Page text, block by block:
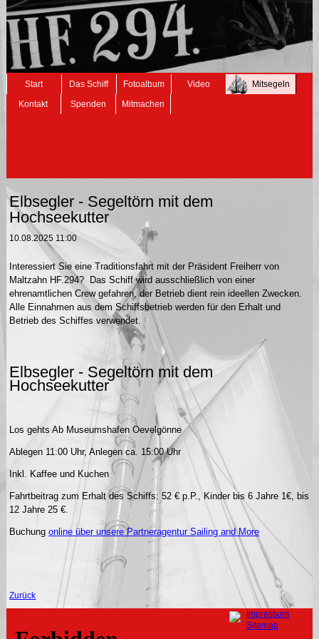
Navigation
überspringen
Start Das Schiff Fotoalbum Video
Mitsegeln
Kontakt
Spenden Mitmachen
Elbsegler - Segeltörn mit dem
Hochseekutter
10.08.2025 11:00
Interessiert Sie eine Traditionsfahrt mit der Präsident Freiherr von
Maltzahn HF.294? Das Schiff wird ausschließlich von einer
ehrenamtlichen Crew gefahren, der Betrieb dient rein ideellen Zwecken.
Alle Einnahmen aus dem Schiffsbetrieb werden für den Erhalt und
Betrieb des Schiffes verwendet.
Elbsegler - Segeltörn mit dem
Hochseekutter
Los gehts Ab Museumshafen Oevelgönne
Ablegen 11:00 Uhr, Anlegen ca. 15:00 Uhr
Inkl. Kaffee und Kuchen
Fahrtbeitrag zum Erhalt des Schiffs: 52 € p.P., Kinder bis 6 Jahre 1€, bis
12 Jahre 25 €.
Buchungonline über unsere Partneragentur Sailing and More
Zurück
Navigation
überspringen
Impressum
Sitemap